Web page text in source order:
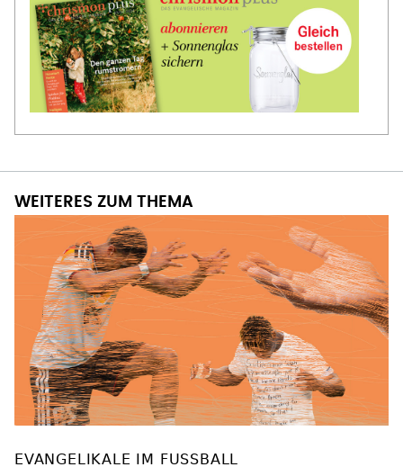
WEITERES ZUM THEMA
EVANGELIKALE IM FUSSBALL